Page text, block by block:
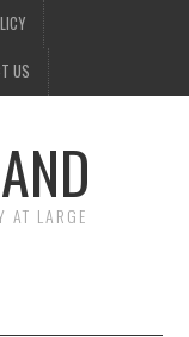
US
AT LARGE